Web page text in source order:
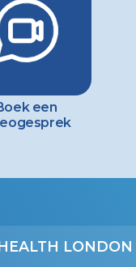
een
LONDON